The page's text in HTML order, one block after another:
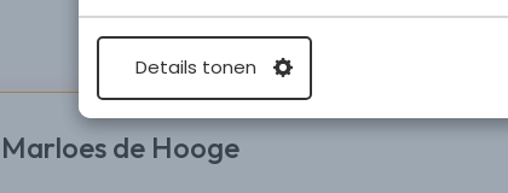
Details tonen
Marloes de Hooge